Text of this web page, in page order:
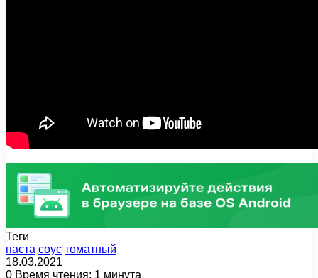
Теги
паста соус томатный
18.03.2021
0 Время чтения: 1 минута